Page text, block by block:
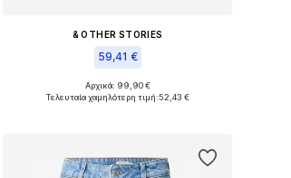
& OTHER STORIES
59,41 €
Διαθέσιμα μεγέθη: 37, 38, 39, 40, 41
Αρχικά: 99,90 €
Τελευταία χαμηλότερη τιμή:52,43 €